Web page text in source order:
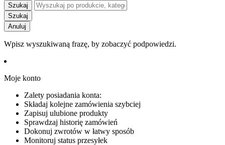
Szukaj
Szukaj
Anuluj
Wpisz wyszukiwaną frazę, by zobaczyć podpowiedzi.
Moje konto
Zalety posiadania konta:
Składaj kolejne zamówienia szybciej
Zapisuj ulubione produkty
Sprawdzaj historię zamówień
Dokonuj zwrotów w łatwy sposób
Monitoruj status przesyłek